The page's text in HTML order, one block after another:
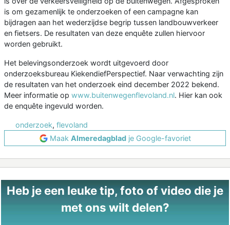
is om gezamenlijk te onderzoeken of een campagne kan
bijdragen aan het wederzijdse begrip tussen landbouwverkeer
en fietsers. De resultaten van deze enquête zullen hiervoor
worden gebruikt.
Het belevingsonderzoek wordt uitgevoerd door
onderzoeksbureau KiekendiefPerspectief. Naar verwachting zijn
de resultaten van het onderzoek eind december 2022 bekend.
Meer informatie op www.buitenwegenflevoland.nl. Hier kan ook
de enquête ingevuld worden.
onderzoek, flevoland
Maak Almeredagbladje Google-favoriet
Heb je een leuke tip, foto of video die je
met ons wilt delen?